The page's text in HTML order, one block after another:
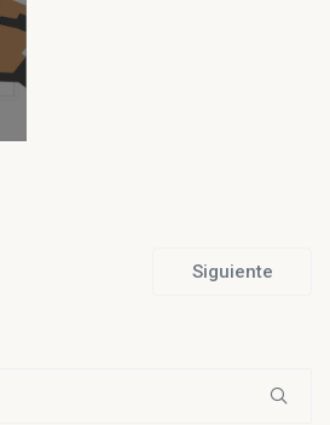
Siguiente